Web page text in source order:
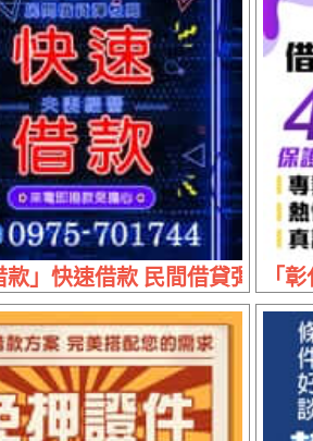
| 資金支援 商機無限
款」快速借款 民間借貸彈性高
「